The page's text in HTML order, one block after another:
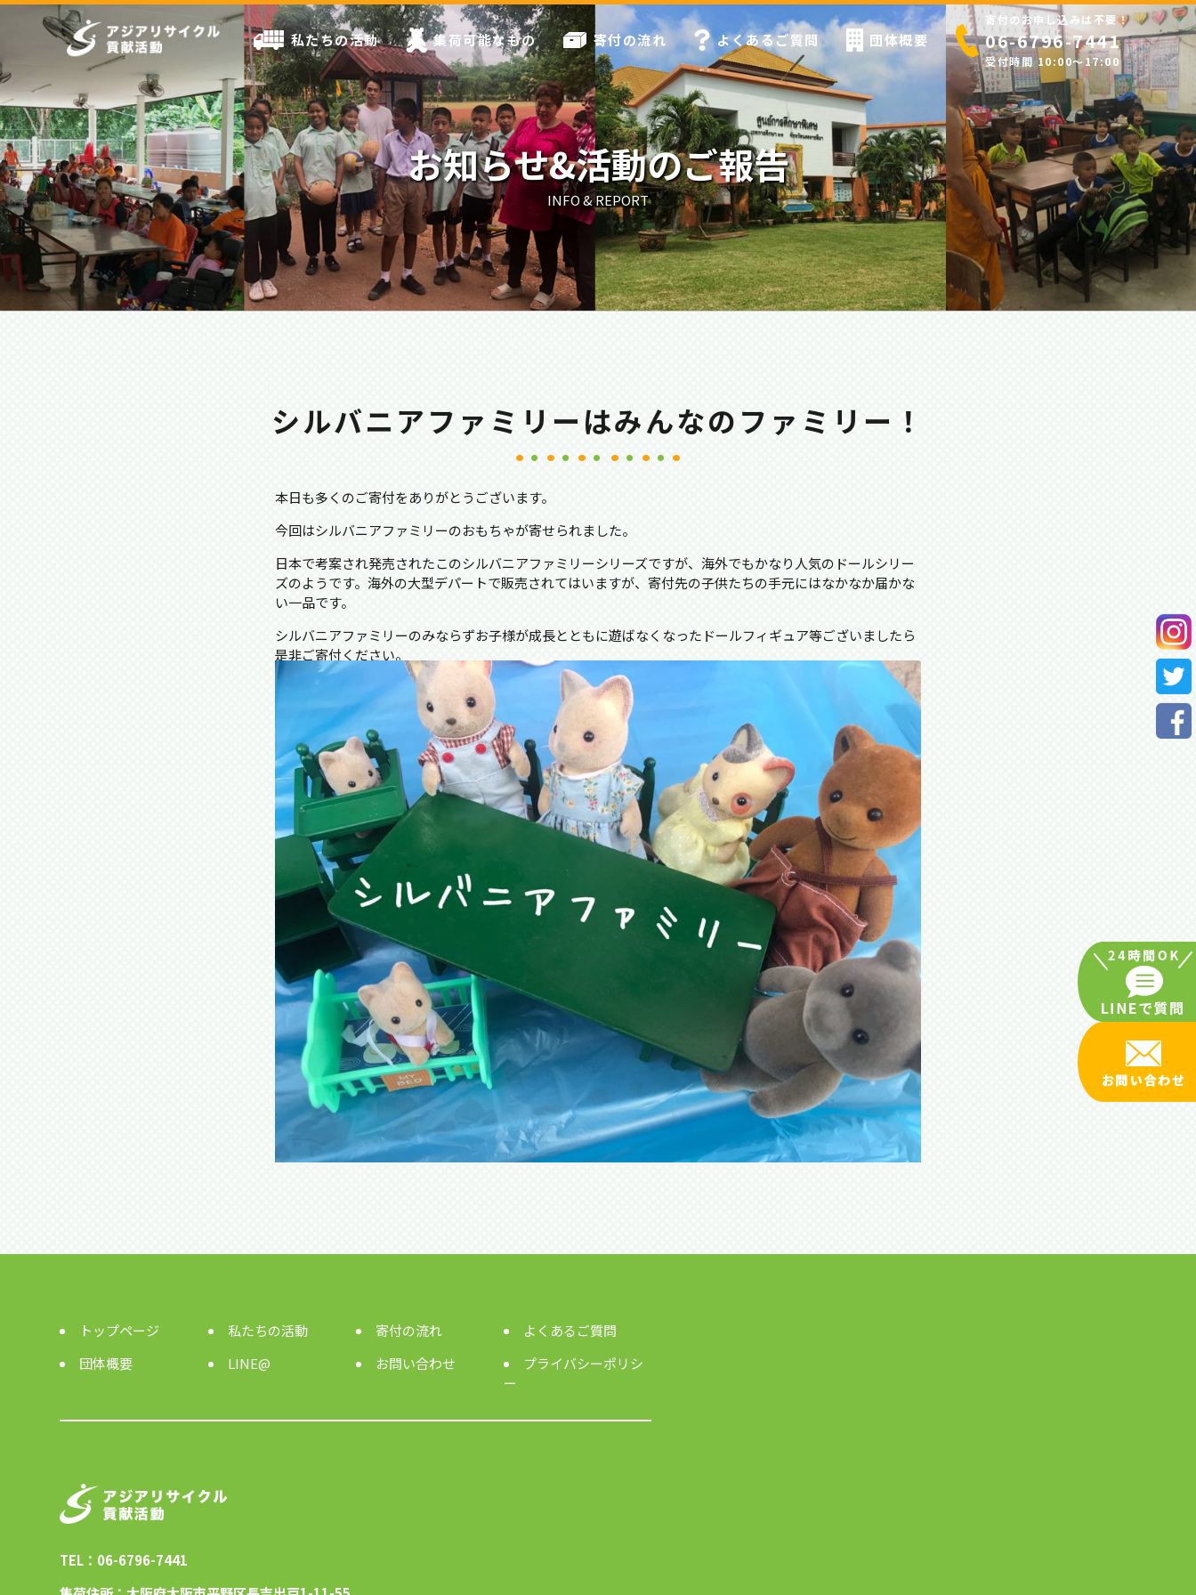
私たちの活動 集荷可能なもの 寄付の流れ よくあるご質問 団体概要
寄付のお申し込みは不要！
06-6796-7441
受付時間 10:00〜17:00
お知らせ&活動のご報告
INFO & REPORT
シルバニアファミリーはみんなのファミリー！
本日も多くのご寄付をありがとうございます。
今回はシルバニアファミリーのおもちゃが寄せられました。
日本で考案され発売されたこのシルバニアファミリーシリーズですが、海外でもかなり人気のドールシリー
ズのようです。海外の大型デパートで販売されてはいますが、寄付先の子供たちの手元にはなかなか届かな
い一品です。
シルバニアファミリーのみならずお子様が成長とともに遊ばなくなったドールフィギュア等ございましたら
是非ご寄付ください。
トップページ 私たちの活動 寄付の流れ
よくあるご質問
団体概要
LINE@ お問い合わせ
プライバシーポリシ
ー
TEL：06-6796-7441